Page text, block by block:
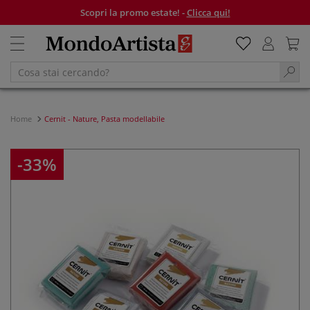
Scopri la promo estate! -Clicca qui!
Home Cernit - Nature, Pasta modellabile
-33%